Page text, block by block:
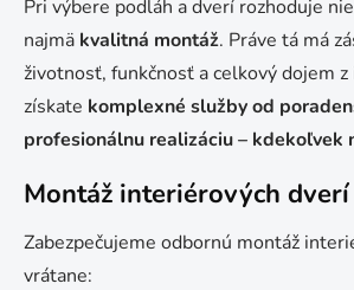
Pri výbere podláh a dverí rozhoduje
najmä kvalitná montáž. Práve tá má
životnosť, funkčnosť a celkový dojem
získate komplexné služby od
profesionálnu realizáciu – kdekoľvek
Montáž interiérových
Zabezpečujeme odbornú montáž
vrátane: